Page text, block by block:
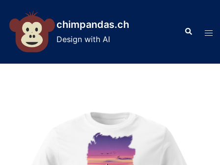
content
chimpandas.ch
Design with AI
Search